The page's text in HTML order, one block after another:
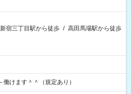
新宿三丁目駅から徒歩 / 高田馬場駅から徒歩
けます＾＾（規定あり）